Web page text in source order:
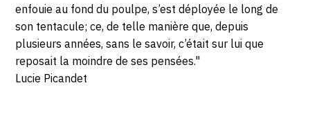
enfouie au fond du poulpe, s’est déployée le long de
son tentacule; ce, de telle manière que, depuis
plusieurs années, sans le savoir, c’était sur lui que
reposait la moindre de ses pensées."
Lucie Picandet